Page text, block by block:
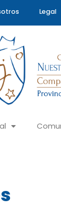
Legal